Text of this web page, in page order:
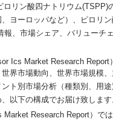
リン酸四ナトリウム(TSPP)
ヨーロッパなど）、ピロリ
、市場シェア、バリューチ
Ics Market Research Report
界市場動向、世界市場規模
ト別市場分析（種類別、用
以下の構成でお届け致しま
Research Report）で